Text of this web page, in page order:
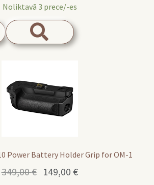
Noliktavā 3 prece/-es
Power Battery Holder Grip for OM-1
349,00€ Original
149,00 €Current